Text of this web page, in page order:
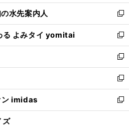
開
く
ン
ド
ウ
で
開
く
ウ
ィ
ン
ド
ウ
で
開
く
し
い
ウ
ィ
ン
ド
ウ
で
開
く
水先案内人
新
し
い
ウ
ィ
ン
ド
ウ
で
開
る よみタイ yomitai
新
し
い
ウ
ィ
ン
ド
ウ
新
し
い
ウ
ィ
ン
新
し
い
ウ
ン imidas
新
し
ズ